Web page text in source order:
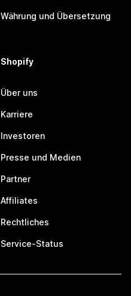
Währung und Übersetzung
Shopify
Über uns
Karriere
Investoren
Presse und Medien
Partner
Affiliates
Rechtliches
Service-Status